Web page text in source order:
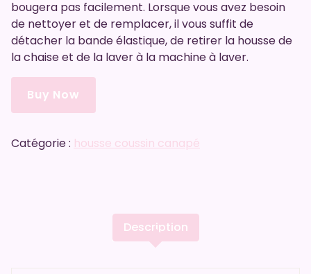
bougera pas facilement. Lorsque vous avez besoin
de nettoyer et de remplacer, il vous suffit de
détacher la bande élastique, de retirer la housse de
la chaise et de la laver à la machine à laver.
Buy Now
Catégorie : housse coussin canapé
Description